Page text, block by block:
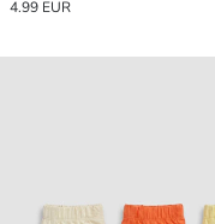
4.99 EUR